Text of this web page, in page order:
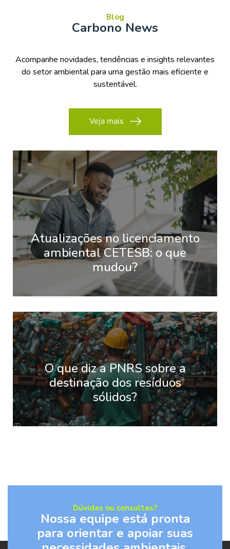
Blog
Carbono News
Acompanhe novidades, tendências e insights relevantes
do setor ambiental para uma gestão mais eficiente e
sustentável.
Veja mais
Atualizações no licenciamento
ambiental CETESB: o que
mudou?
O que diz a PNRS sobre a
destinação dos resíduos
sólidos?
Dúvidas ou consultas?
Nossa equipe está pronta
para orientar e apoiar suas